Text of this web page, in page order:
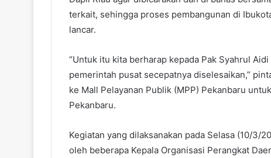
terkait, sehingga proses pembangunan di
lancar.
“Untuk itu kita berharap kepada Pak Syahrul
pemerintah pusat secepatnya diselesaikan,”
ke Mall Pelayanan Publik (MPP) Pekanbaru
Pekanbaru.
Kegiatan yang dilaksanakan pada Selasa (10/3/
oleh beberapa Kepala Organisasi Perangkat